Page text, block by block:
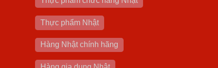
Thực phẩm Nhật
Hàng Nhật chính hãng